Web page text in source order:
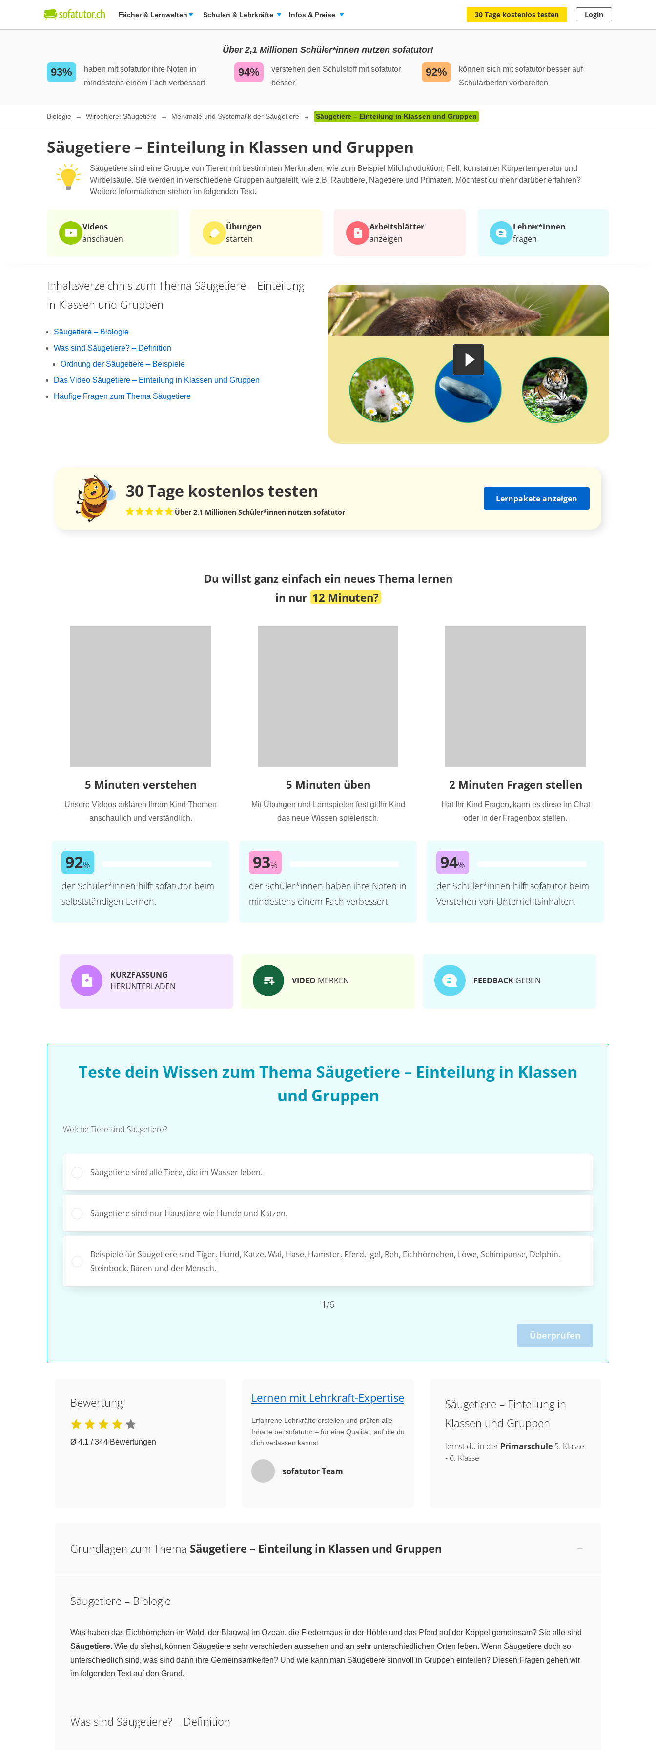
Fächer & Lernwelten Schulen & Lehrkräfte Infos & Preise 30 Tage kostenlos testen Login
Über 2,1 Millionen Schüler*innen nutzen sofatutor!
93%
haben mit sofatutor ihre Noten in
mindestens einem Fach verbessert
94%
verstehen den Schulstoff mit sofatutor
besser
92%
können sich mit sofatutor besser auf
Schularbeiten vorbereiten
Biologie Wirbeltiere: Säugetiere Merkmale und Systematik der Säugetiere Säugetiere – Einteilung in Klassen und Gruppen
Säugetiere – Einteilung in Klassen und Gruppen
Säugetiere sind eine Gruppe von Tieren mit bestimmten Merkmalen, wie zum Beispiel Milchproduktion, Fell, konstanter Körpertemperatur und
Wirbelsäule. Sie werden in verschiedene Gruppen aufgeteilt, wie z.B. Raubtiere, Nagetiere und Primaten. Möchtest du mehr darüber erfahren?
Weitere Informationen stehen im folgenden Text.
Videos
anschauen
Übungen
starten
Arbeits­blätter
anzeigen
Lehrer*​innen
fragen
Inhaltsverzeichnis zum Thema Säugetiere – Einteilung
in Klassen und Gruppen
Säugetiere – Biologie
Was sind Säugetiere? – Definition
Ordnung der Säugetiere – Beispiele
Das Video Säugetiere – Einteilung in Klassen und Gruppen
Häufige Fragen zum Thema Säugetiere
30 Tage kostenlos testen
Über 2,1 Millionen Schüler*innen nutzen sofatutor
Lernpakete anzeigen
Du willst ganz einfach ein neues Thema lernen
in nur 12 Minuten?
5 Minuten verstehen
Unsere Videos erklären Ihrem Kind Themen
anschaulich und verständlich.
92%
der Schüler*innen hilft sofatutor beim
selbstständigen Lernen.
5 Minuten üben
Mit Übungen und Lernspielen festigt Ihr Kind
das neue Wissen spielerisch.
93%
der Schüler*innen haben ihre Noten in
mindestens einem Fach verbessert.
2 Minuten Fragen stellen
Hat Ihr Kind Fragen, kann es diese im Chat
oder in der Fragenbox stellen.
94%
der Schüler*innen hilft sofatutor beim
Verstehen von Unterrichtsinhalten.
KURZFASSUNG
HERUNTERLADEN
VIDEO MERKEN FEEDBACK GEBEN
Teste dein Wissen zum Thema Säugetiere – Einteilung in Klassen
und Gruppen
Welche Tiere sind Säugetiere?
Säugetiere sind alle Tiere, die im Wasser leben.
Säugetiere sind nur Haustiere wie Hunde und Katzen.
Beispiele für Säugetiere sind Tiger, Hund, Katze, Wal, Hase, Hamster, Pferd, Igel, Reh, Eichhörnchen, Löwe, Schimpanse, Delphin,
Steinbock, Bären und der Mensch.
1/6
Überprüfen
Bewertung
Ø 4.1 / 344 Bewertungen
Lernen mit Lehrkraft-Expertise
Erfahrene Lehrkräfte erstellen und prüfen alle
Inhalte bei sofatutor – für eine Qualität, auf die du
dich verlassen kannst.
sofatutor Team
Säugetiere – Einteilung in
Klassen und Gruppen
lernst du in der Primarschule 5. Klasse
- 6. Klasse
Grundlagen zum Thema Säugetiere – Einteilung in Klassen und Gruppen
Säugetiere – Biologie
Was haben das Eichhörnchen im Wald, der Blauwal im Ozean, die Fledermaus in der Höhle und das Pferd auf der Koppel gemeinsam? Sie alle sind
Säugetiere. Wie du siehst, können Säugetiere sehr verschieden aussehen und an sehr unterschiedlichen Orten leben. Wenn Säugetiere doch so
unterschiedlich sind, was sind dann ihre Gemeinsamkeiten? Und wie kann man Säugetiere sinnvoll in Gruppen einteilen? Diesen Fragen gehen wir
im folgenden Text auf den Grund.
Was sind Säugetiere? – Definition